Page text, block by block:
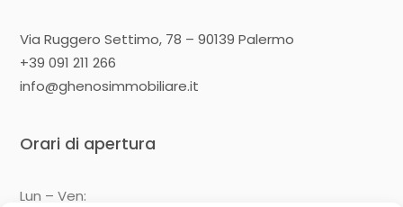
Via Ruggero Settimo, 78 – 90139 Palermo
+39 091 211 266
info@ghenosimmobiliare.it
Orari di apertura
Lun – Ven: